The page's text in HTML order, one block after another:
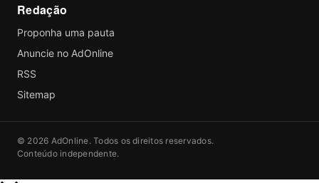
Redação
Proponha uma pauta
Anuncie no AdOnline
RSS
Sitemap
© 2026 AdOnline. Todos os direitos reservados.
Conteúdo independente.